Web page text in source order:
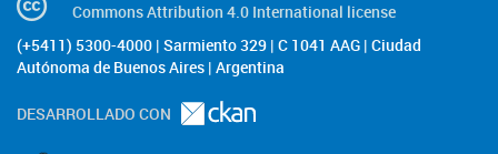
Commons Attribution 4.0 International license
(+5411) 5300-4000 | Sarmiento 329 | C 1041 AAG | Ciudad
Autónoma de Buenos Aires | Argentina
DESARROLLADO CON